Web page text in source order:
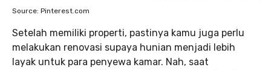
Source: Pinterest.com
Setelah memiliki properti, pastinya kamu juga perlu
melakukan renovasi supaya hunian menjadi lebih
layak untuk para penyewa kamar. Nah, saat